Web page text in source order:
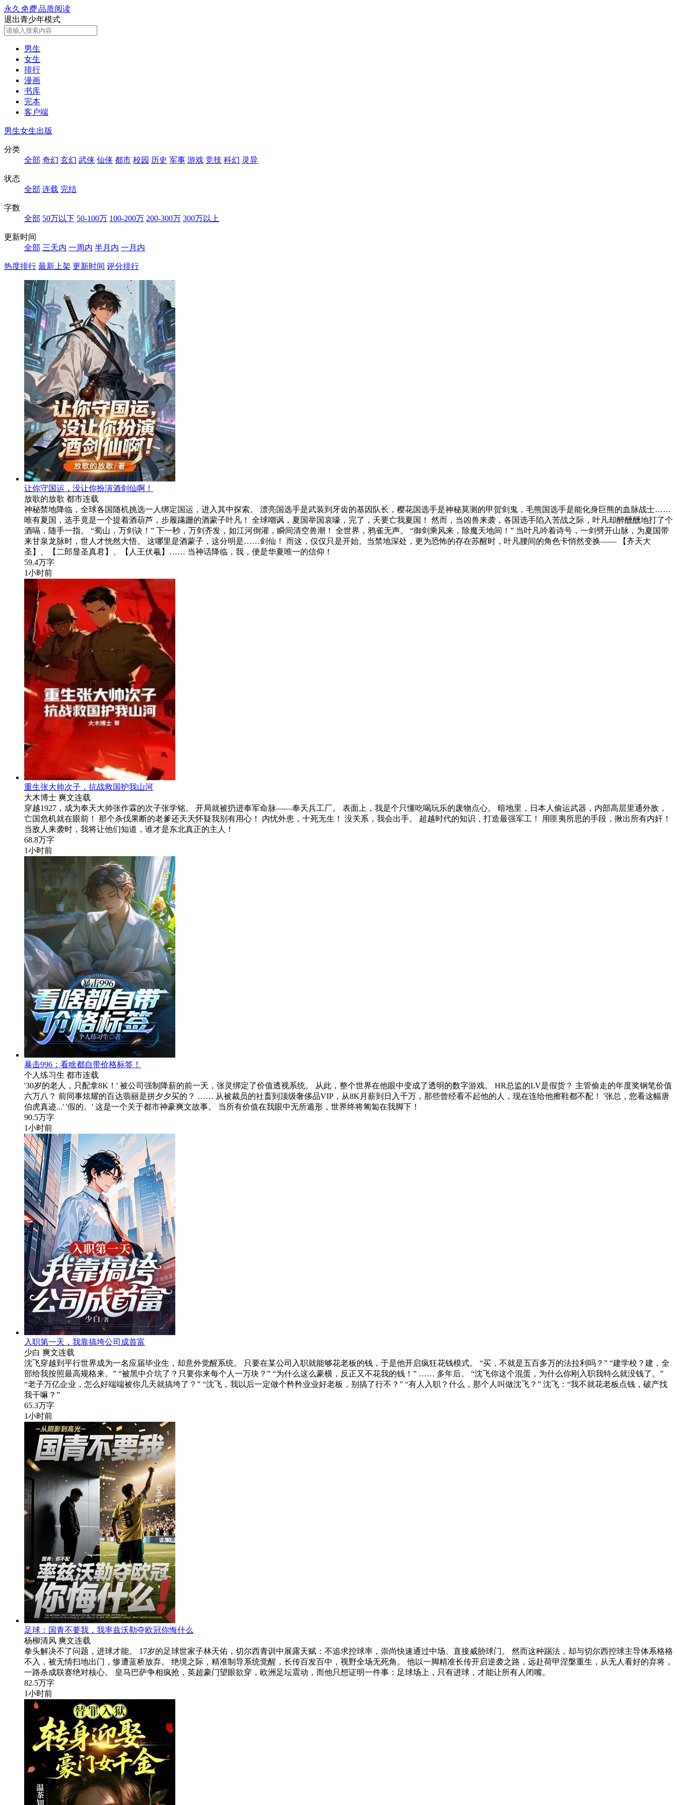
永久 免费品质阅读
退出青少年模式
男生
女生
排行
漫画
书库
完本
客户端
男生女生出版
分类
全部 奇幻 玄幻 武侠 仙侠 都市 校园 历史 军事 游戏 竞技 科幻 灵异
状态
全部 连载 完结
字数
全部 50万以下 50-100万 100-200万 200-300万 300万以上
更新时间
全部 三天内 一周内 半月内 一月内
热度排行 最新上架 更新时间 评分排行
让你守国运，没让你扮演酒剑仙啊！
放歌的放歌 都市连载
神秘禁地降临，全球各国随机挑选一人绑定国运，进入其中探索。 漂亮国选手是武装到牙齿的基因队长，樱花国选手是神秘莫测的甲贺剑鬼，毛熊国选手是能化身巨熊的血脉战士……
唯有夏国，选手竟是一个提着酒葫芦，步履蹒跚的酒蒙子叶凡！ 全球嘲讽，夏国举国哀嚎，完了，天要亡我夏国！ 然而，当凶兽来袭，各国选手陷入苦战之际，叶凡却醉醺醺地打了个
酒嗝，随手一指。 “蜀山，万剑诀！” 下一秒，万剑齐发，如江河倒灌，瞬间清空兽潮！ 全世界，鸦雀无声。 “御剑乘风来，除魔天地间！” 当叶凡吟着诗号，一剑劈开山脉，为夏国带
来甘泉龙脉时，世人才恍然大悟。 这哪里是酒蒙子，这分明是……剑仙！ 而这，仅仅只是开始。当禁地深处，更为恐怖的存在苏醒时，叶凡腰间的角色卡悄然变换—— 【齐天大
圣】、【二郎显圣真君】、【人王伏羲】…… 当神话降临，我，便是华夏唯一的信仰！
59.4万字
1小时前
重生张大帅次子，抗战救国护我山河
大木博士 爽文连载
穿越1927，成为奉天大帅张作霖的次子张学铭。 开局就被扔进奉军命脉——奉天兵工厂。 表面上，我是个只懂吃喝玩乐的废物点心。 暗地里，日本人偷运武器，内部高层里通外敌，
亡国危机就在眼前！ 那个杀伐果断的老爹还天天怀疑我别有用心！ 内忧外患，十死无生！ 没关系，我会出手。 超越时代的知识，打造最强军工！ 用匪夷所思的手段，揪出所有内奸！
当敌人来袭时，我将让他们知道，谁才是东北真正的主人！
68.8万字
1小时前
暴击996：看啥都自带价格标签！
个人练习生 都市连载
'30岁的老人，只配拿8K！' 被公司强制降薪的前一天，张灵绑定了价值透视系统。 从此，整个世界在他眼中变成了透明的数字游戏。 HR总监的LV是假货？ 主管偷走的年度奖钢笔价值
六万八？ 前同事炫耀的百达翡丽是拼夕夕买的？ …… 从被裁员的社畜到顶级奢侈品VIP，从8K月薪到日入千万，那些曾经看不起他的人，现在连给他擦鞋都不配！ '张总，您看这幅唐
伯虎真迹...' '假的。' 这是一个关于都市神豪爽文故事。 当所有价值在我眼中无所遁形，世界终将匍匐在我脚下！
90.5万字
1小时前
入职第一天，我靠搞垮公司成首富
少白 爽文连载
沈飞穿越到平行世界成为一名应届毕业生，却意外觉醒系统。 只要在某公司入职就能够花老板的钱，于是他开启疯狂花钱模式。 “买，不就是五百多万的法拉利吗？” “建学校？建，全
部给我按照最高规格来。” “被黑中介坑了？只要你来每个人一万块？” “为什么这么豪横，反正又不花我的钱！” …… 多年后。 “沈飞你这个混蛋，为什么你刚入职我特么就没钱了。”
“老子万亿企业，怎么好端端被你几天就搞垮了？” “沈飞，我以后一定做个矜矜业业好老板，别搞了行不？” “有人入职？什么，那个人叫做沈飞？” 沈飞：“我不就花老板点钱，破产找
我干嘛？”
65.3万字
1小时前
足球：国青不要我，我率兹沃勒夺欧冠你悔什么
杨柳清风 爽文连载
拳头解决不了问题，进球才能。 17岁的足球世家子林天佑，切尔西青训中展露天赋：不追求控球率，崇尚快速通过中场、直接威胁球门。 然而这种踢法，却与切尔西控球主导体系格格
不入，被无情扫地出门，惨遭蓝桥放弃。 绝境之际，精准制导系统觉醒，长传百发百中，视野全场无死角。 他以一脚精准长传开启逆袭之路，远赴荷甲涅槃重生，从无人看好的弃将，
一路杀成联赛绝对核心。 皇马巴萨争相疯抢，英超豪门望眼欲穿，欧洲足坛震动，而他只想证明一件事：足球场上，只有进球，才能让所有人闭嘴。
82.5万字
1小时前